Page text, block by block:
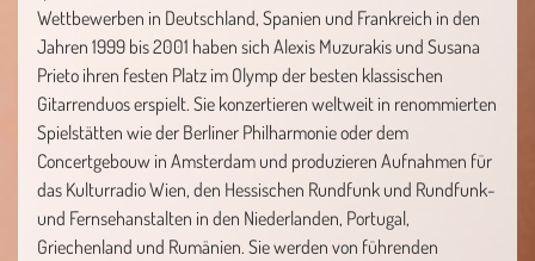
Wettbewerben in Deutschland, Spanien und Frankreich in den
Jahren 1999 bis 2001 haben sich Alexis Muzurakis und Susana
Prieto ihren festen Platz im Olymp der besten klassischen
Gitarrenduos erspielt. Sie konzertieren weltweit in renommierten
Spielstätten wie der Berliner Philharmonie oder dem
Concertgebouw in Amsterdam und produzieren Aufnahmen für
das Kulturradio Wien, den Hessischen Rundfunk und Rundfunk-
und Fernsehanstalten in den Niederlanden, Portugal,
Griechenland und Rumänien. Sie werden von führenden